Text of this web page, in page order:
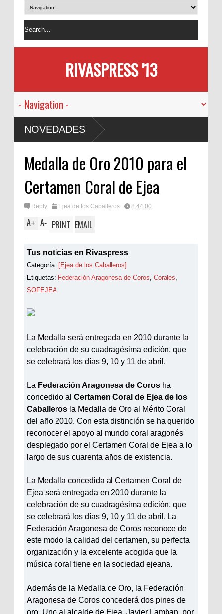
RIVASPRESS '13
NOVEDADES
Medalla de Oro 2010 para el
Certamen Coral de Ejea
Reply Ejea de los Caballeros 8:44:00
A+ A- PRINT EMAIL
Tus noticias en Rivaspress
Categoría: [Ejea de los Caballeros]
Etiquetas: Federación Aragonesa de Coros Corales
SOFEJEA
La Medalla será entregada en 2010 durante la
celebración de su cuadragésima edición, que
se celebrará los días 9, 10 y 11 de abril.
La Federación Aragonesa de Coros ha
concedido al Certamen Coral de Ejea de los
Caballeros la Medalla de Oro al Mérito Coral
del año 2010. Con esta distinción se ha querido
reconocer el apoyo al mundo coral aragonés
desplegado por el Certamen Coral de Ejea a lo
largo de sus cuarenta años de existencia.
La Medalla concedida al Certamen Coral de
Ejea será entregada en 2010 durante la
celebración de su cuadragésima edición, que
se celebrará los días 9, 10 y 11 de abril. La
Federación Aragonesa de Coros reconoce de
este modo la calidad del certamen, su perfecta
organización y la excelente acogida que la
música coral tiene en la sociedad ejeana.
Además de la Medalla de Oro, la Federación
Aragonesa de Coros concederá dos pines de
oro. Uno al alcalde de Ejea, Javier Lamban, por